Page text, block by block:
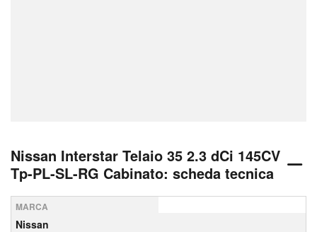
Nissan Interstar Telaio 35 2.3 dCi 145CV
Tp-PL-SL-RG Cabinato: scheda tecnica
MARCA
Nissan